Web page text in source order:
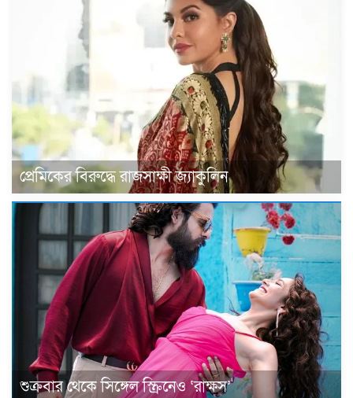
প্রেমিকের বিরুদ্ধে রাজসাক্ষী জ্যাকুলিন
শুক্রবার থেকে সিঙ্গেল স্ক্রিনেও ‘রাক্ষস’